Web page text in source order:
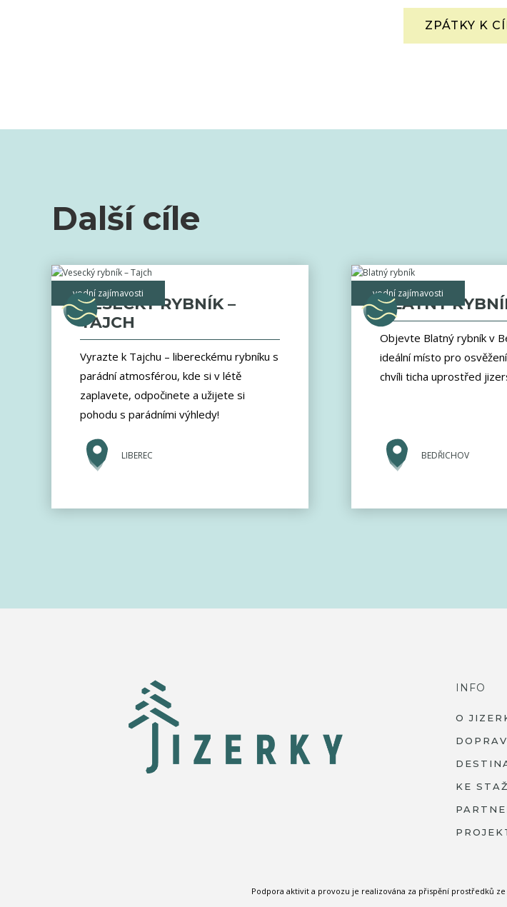
ZPÁTKY K
Další cíle
vodní zajímavosti
VESECKÝ RYBNÍK –
TAJCH
Vyrazte k Tajchu – libereckému rybníku s
parádní atmosférou, kde si v létě
zaplavete, odpočinete a užijete si
pohodu s parádními výhledy!
LIBEREC
vodní zajímavosti
BLATNÝ
Objevte Blatný rybník v
ideální místo pro
chvíli ticha uprostřed
BEDŘICHOV
INFO
O
KE
Podpora aktivit a provozu je realizována za přispění prostředků